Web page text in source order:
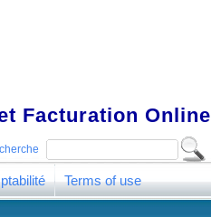
Facturation Online
Terms of use